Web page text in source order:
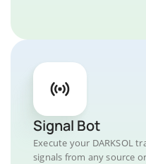
Signal Bot
Execute your DARKSOL
signals from any source